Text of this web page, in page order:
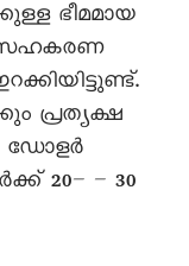
ഭീമമായ
സഹകരണ
പ്രത്യക്ഷ
ഡോളർ
20– – 30